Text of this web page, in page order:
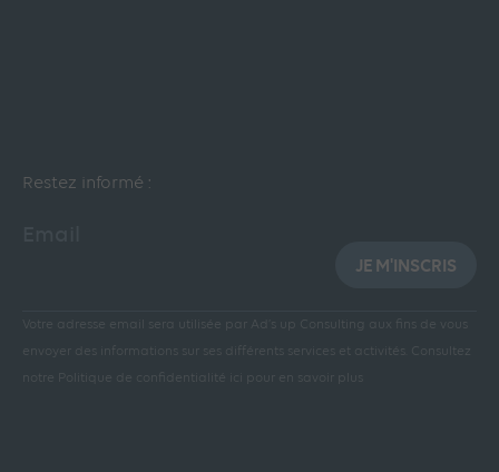
Restez informé :
JE M'INSCRIS
Votre adresse email sera utilisée par Ad’s up Consulting aux fins de vous
envoyer des informations sur ses différents services et activités.
Consultez
notre Politique de confidentialité ici pour en savoir plus